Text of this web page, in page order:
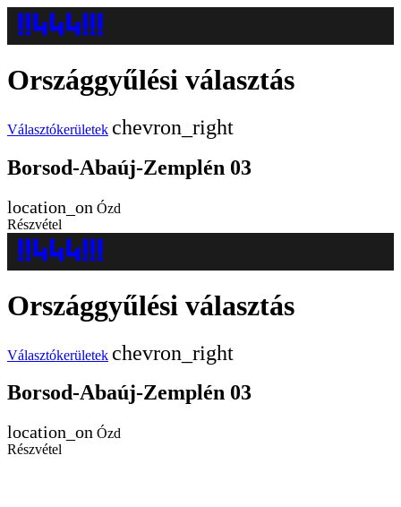
Országgyűlési választás
Választókerületek
Borsod-Abaúj-Zemplén 03
Ózd
Részvétel
Országgyűlési választás
Választókerületek
Borsod-Abaúj-Zemplén 03
Ózd
Részvétel